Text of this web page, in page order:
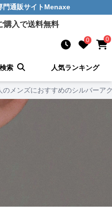
門通販サイト Menaxe
購入で送料無料
0 0
索 人気ランキング
のメンズにおすすめのシルバーア